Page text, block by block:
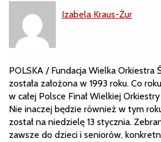
Izabela Kraus-Żur
POLSKA / Fundacja Wielka Orkiestra
została założona w 1993 roku. Co
w całej Polsce Finał Wielkiej
Nie inaczej będzie również w tym
został na niedzielę 13 stycznia.
zawsze do dzieci i seniorów,